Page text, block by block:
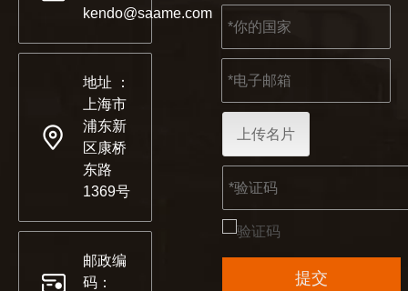
kendo@saame.com
地址 ：
上海市
浦东新
区康桥
东路
1369号
邮政编
码：
上传名片
提交